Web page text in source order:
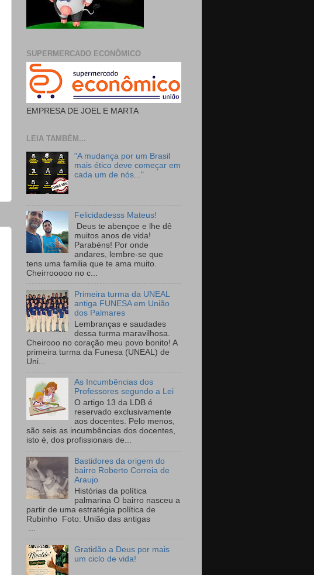
SUPERMERCADO ECONÔMICO
EMPRESA DE JOEL E MARTA
LEIA TAMBÉM...
"A mudança por um Brasil
mais ético deve começar em
cada um de nós..."
Felicidadesss Mateus!
Deus te abençoe e lhe dê
muitos anos de vida!
Parabéns! Por onde
andares, lembre-se que
tens uma familia que te ama muito.
Cheirrooooo no c...
Primeira turma da UNEAL
antiga FUNESA em União
dos Palmares
Lembranças e saudades
dessa turma maravilhosa.
Cheirooo no coração meu povo bonito! A
primeira turma da Funesa (UNEAL) de
Uni...
As Incumbências dos
Professores segundo a Lei
O artigo 13 da LDB é
reservado exclusivamente
aos docentes. Pelo menos,
são seis as incumbências dos docentes,
isto é, dos profissionais de...
Bastidores da origem do
bairro Roberto Correia de
Araujo
Histórias da política
palmarina O bairro nasceu a
partir de uma estratégia política de
Rubinho Foto: União das antigas
Gratidão a Deus por mais
um ciclo de vida!